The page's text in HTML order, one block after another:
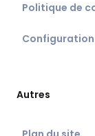
Politique de
Autres